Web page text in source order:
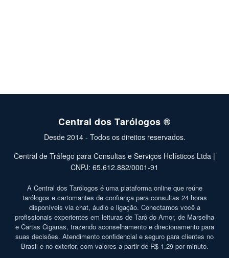
Central dos Tarólogos ®
Desde 2014 - Todos os direitos reservados.
Central de Tráfego para Consultas e Serviços Holísticos Ltda |
CNPJ: 65.612.882/0001-91
A Central dos Tarólogos é uma plataforma online que reúne
tarólogos e cartomantes de confiança para consultas 24 horas
disponíveis via chat, áudio e ligação. Conectamos você a
profissionais experientes em leituras de Tarô do Amor, de Marselha
e Cartas Ciganas, trazendo aconselhamento e direcionamento para
suas decisões. Atendimento confidencial e seguro para clientes no
Brasil e no exterior, com valores a partir de R$ 1,29 por minuto.